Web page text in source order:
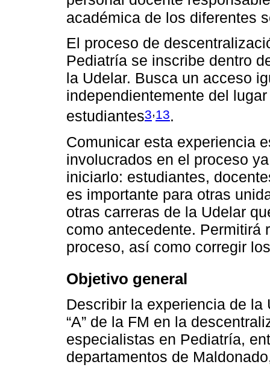
académica de los diferentes
El proceso de
Pediatría se inscribe dentro
la Udelar. Busca un acceso
independientemente del
estudiantes3,13.
Comunicar esta experiencia
involucrados en el proceso
iniciarlo: estudiantes,
es importante para otras
otras carreras de la Udelar
como antecedente. Permitirá
proceso, así como corregir
Objetivo general
Describir la experiencia de
“A” de la FM en la
especialistas en Pediatría,
departamentos de